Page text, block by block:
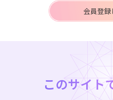
会員登録
このサイト